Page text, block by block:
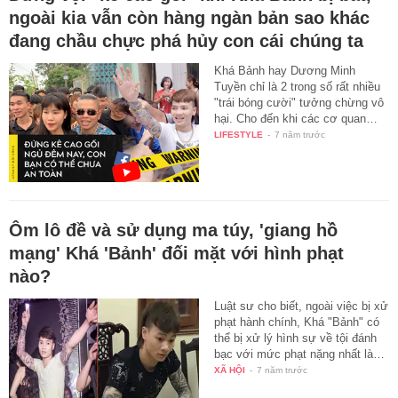
ngoài kia vẫn còn hàng ngàn bản sao khác
đang chầu chực phá hủy con cái chúng ta
Khá Bảnh hay Dương Minh
Tuyền chỉ là 2 trong số rất nhiều
"trái bóng cười" tưởng chừng vô
hại. Cho đến khi các cơ quan…
LIFESTYLE - 7 năm trước
Ôm lô đề và sử dụng ma túy, 'giang hồ
mạng' Khá 'Bảnh' đối mặt với hình phạt
nào?
Luật sư cho biết, ngoài việc bị xử
phạt hành chính, Khá "Bảnh" có
thể bị xử lý hình sự về tội đánh
bạc với mức phạt nặng nhất là…
XÃ HỘI - 7 năm trước